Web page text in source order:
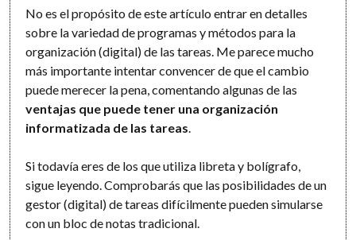
No es el propósito de este artículo entrar en detalles
sobre la variedad de programas y métodos para la
organización (digital) de las tareas. Me parece mucho
más importante intentar convencer de que el cambio
puede merecer la pena, comentando algunas de las
ventajas que puede tener una organización
informatizada de las tareas.
Si todavía eres de los que utiliza libreta y bolígrafo,
sigue leyendo. Comprobarás que las posibilidades de un
gestor (digital) de tareas difícilmente pueden simularse
con un bloc de notas tradicional.